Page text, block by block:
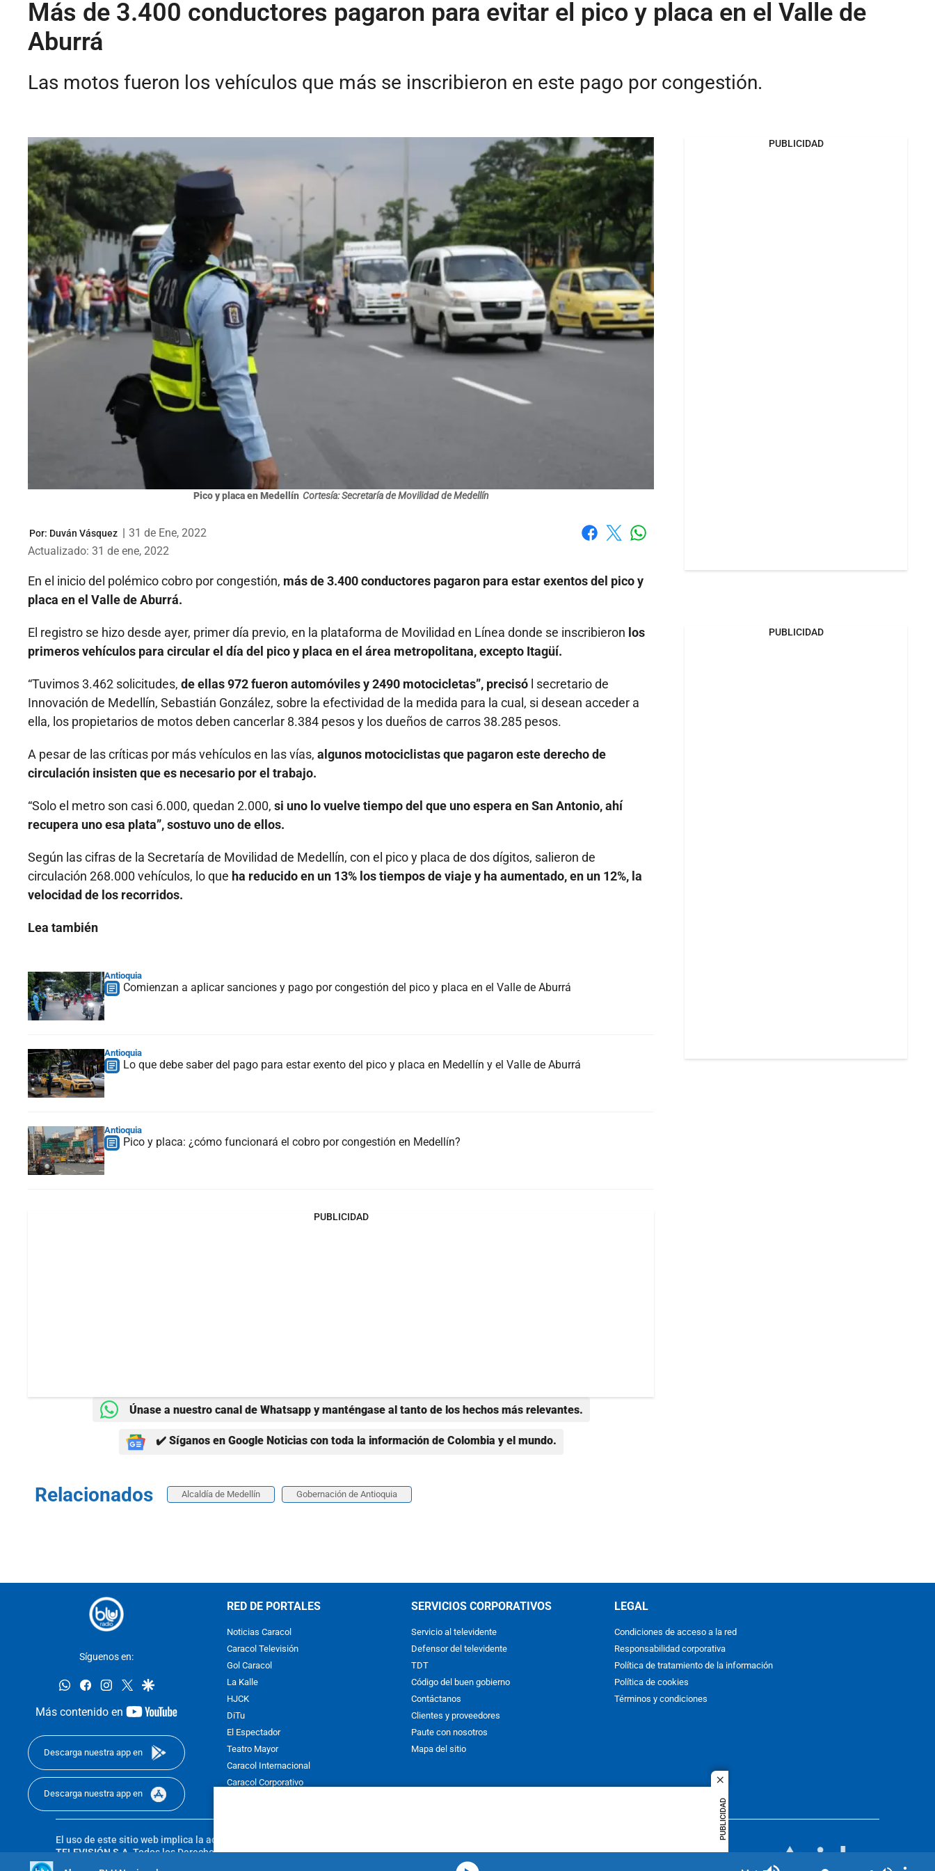
close
PUBLICIDAD
Más de 3.400 conductores pagaron para evitar el pico y placa en el Valle de
Aburrá
Las motos fueron los vehículos que más se inscribieron en este pago por congestión.
Pico y placa en Medellín Cortesía: Secretaría de Movilidad de Medellín
Por: Duván Vásquez | 31 de Ene, 2022
Actualizado: 31 de ene, 2022
En el inicio del polémico cobro por congestión, más de 3.400 conductores pagaron para estar exentos del pico y
placa en el Valle de Aburrá.
El registro se hizo desde ayer, primer día previo, en la plataforma de Movilidad en Línea donde se inscribieron los
primeros vehículos para circular el día del pico y placa en el área metropolitana, excepto Itagüí.
“Tuvimos 3.462 solicitudes, de ellas 972 fueron automóviles y 2490 motocicletas”, precisó
l secretario de
Innovación de Medellín, Sebastián González, sobre la efectividad de la medida para la cual, si desean acceder a
ella, los propietarios de motos deben cancerlar 8.384 pesos y los dueños de carros 38.285 pesos.
A pesar de las críticas por más vehículos en las vías, algunos motociclistas que pagaron este derecho de
circulación insisten que es necesario por el trabajo.
“Solo el metro son casi 6.000, quedan 2.000, si uno lo vuelve tiempo del que uno espera en San Antonio, ahí
recupera uno esa plata”, sostuvo uno de ellos.
Según las cifras de la Secretaría de Movilidad de Medellín, con el pico y placa de dos dígitos, salieron de
circulación 268.000 vehículos, lo que ha reducido en un 13% los tiempos de viaje y ha aumentado, en un 12%, la
velocidad de los recorridos.
Lea también
Antioquia
Comienzan a aplicar sanciones y pago por congestión del pico y placa en el Valle de Aburrá
Antioquia
Lo que debe saber del pago para estar exento del pico y placa en Medellín y el Valle de Aburrá
Antioquia
Pico y placa: ¿cómo funcionará el cobro por congestión en Medellín?
PUBLICIDAD
Únase a nuestro canal de Whatsapp y manténgase al tanto de los hechos más relevantes.
✔️ Síganos en Google Noticias con toda la información de Colombia y el mundo.
Relacionados Alcaldía de Medellín Gobernación de Antioquia
PUBLICIDAD
PUBLICIDAD
Síguenos en:
whatsappfacebookinstagram
twittergoogle
Más contenido en
youtube-
Descarga nuestra app en
Descarga nuestra app en
RED DE PORTALES
Noticias Caracol
Caracol Televisión
Gol Caracol
La Kalle
HJCK
DiTu
El Espectador
Teatro Mayor
Caracol Internacional
Caracol Corporativo
SERVICIOS CORPORATIVOS
Servicio al televidente
Defensor del televidente
TDT
Código del buen gobierno
Contáctanos
Clientes y proveedores
Paute con nosotros
Mapa del sitio
LEGAL
Condiciones de acceso a la red
Responsabilidad corporativa
Política de tratamiento de la información
Política de cookies
Términos y condiciones
El uso de este sitio web implica la aceptación de los
TELEVISIÓN S.A.Todos los Derechos Reservados D.R.A. Prohibida su reproducción total o parcial, así como su traducción a cualquier idioma
sin autorización escrita de su titular. Reproduction in whole or in part, or translation without written permission is prohibited. All rights